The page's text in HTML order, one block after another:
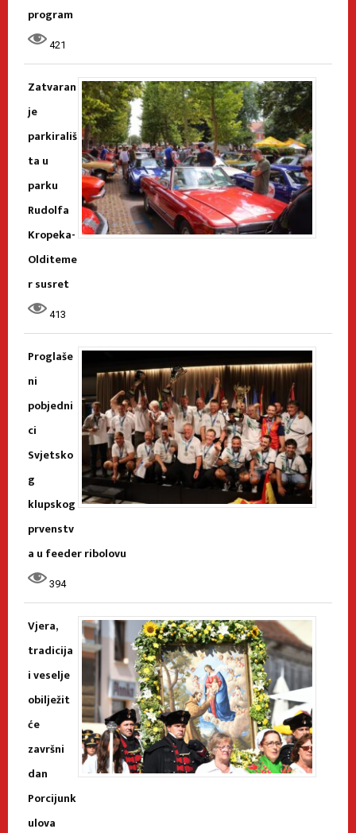
program
421
Zatvaran
je
parkirališ
ta u
parku
Rudolfa
Kropeka-
Olditeme
r susret
413
Proglaše
ni
pobjedni
ci
Svjetsko
g
klupskog
prvenstv
a u feeder ribolovu
394
Vjera,
tradicija
i veselje
obilježit
će
završni
dan
Porcijunk
ulova